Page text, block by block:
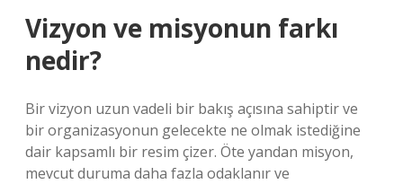
Vizyon ve misyonun farkı
nedir?
Bir vizyon uzun vadeli bir bakış açısına sahiptir ve
bir organizasyonun gelecekte ne olmak istediğine
dair kapsamlı bir resim çizer. Öte yandan misyon,
mevcut duruma daha fazla odaklanır ve